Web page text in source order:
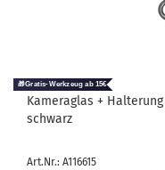
Ka­me­ra­glas +
schwarz
Art.Nr.: A116615